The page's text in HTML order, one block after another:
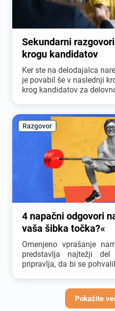
Sekundarni
krogu kandidatov
Ker ste na delodajalca
je povabil še v naslednji
krog kandidatov za
Razgovor
4 napačni odgovori
vaša šibka točka?«
Omenjeno vprašanje
predstavlja najtežji
pripravlja, da bi se
dobili vpogled v širšo
soočanja z
Pokažite